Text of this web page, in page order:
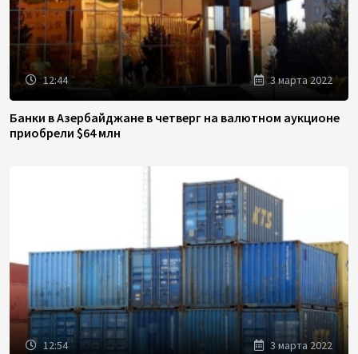
12:44 3 марта 2022
Банки в Азербайджане в четверг на валютном аукционе
приобрели $64 млн
12:54 3 марта 2022